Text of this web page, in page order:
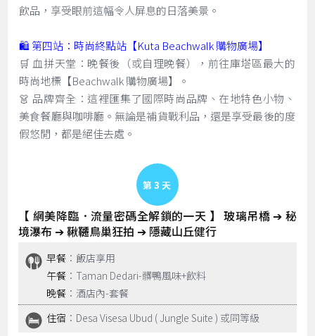
飲品，享受眼前這幅令人屏息的日落美景。
🛍️ 第四站：時尚終點站【Kuta Beachwalk 購物廣場】
🛒 血拼天堂：晚餐後（或自理晚餐），前往庫塔區最大的
時尚地標【Beachwalk 購物廣場】。
👗 品牌齊全：這裡匯集了國際時尚品牌、在地特色小物、
美食餐廳與咖啡廳。無論是補貨戰利品，還是享受最後的度
假悠閒，都是絕佳去處。
Day 3
【 網美降臨．流量密碼全解鎖的一天 】 玻璃吊橋 ➔ 秘
境瀑布 ➔ 鞦韆鳥巢狂拍 ➔ 隱藏山丘健行
早餐 ：飯店享用
午餐 ：Taman Dedari-髒鴨風味+飲料
晚餐 ：酒店內-套餐
住宿 ：Desa Visesa Ubud ( Jungle Suite ) 或同等級